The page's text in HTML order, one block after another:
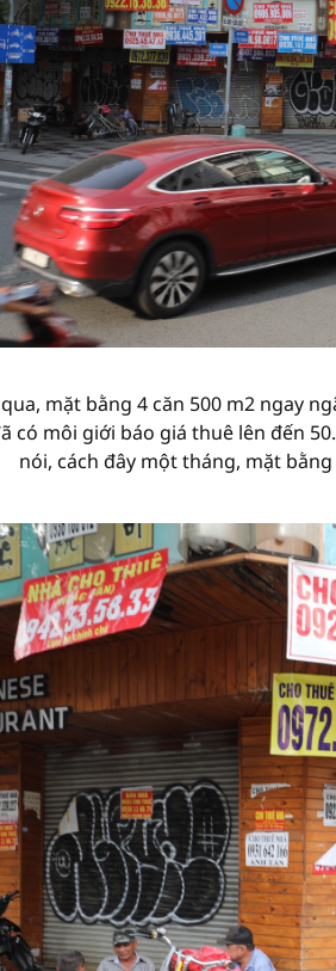
mặt bằng 4 căn 500 m2 ngay
có môi giới báo giá thuê lên đến
nói, cách đây một tháng, mặt